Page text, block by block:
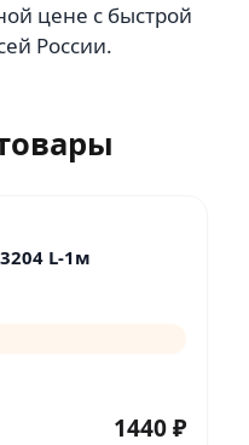
цене с быстрой
России.
L-1м
1440 ₽